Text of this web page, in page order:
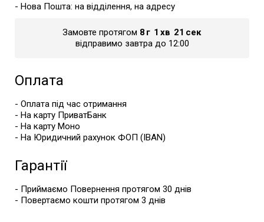
- Нова Пошта: на відділення, на адресу
Замовте протягом 8 г 1 хв 21 сек
відправимо завтра до 12:00
Оплата
- Оплата під час отримання
- На карту ПриватБанк
- На карту Моно
- На Юридичний рахунок ФОП (IBAN)
Гарантії
- Приймаємо Повернення протягом 30 днів
- Повертаємо кошти протягом 3 днів